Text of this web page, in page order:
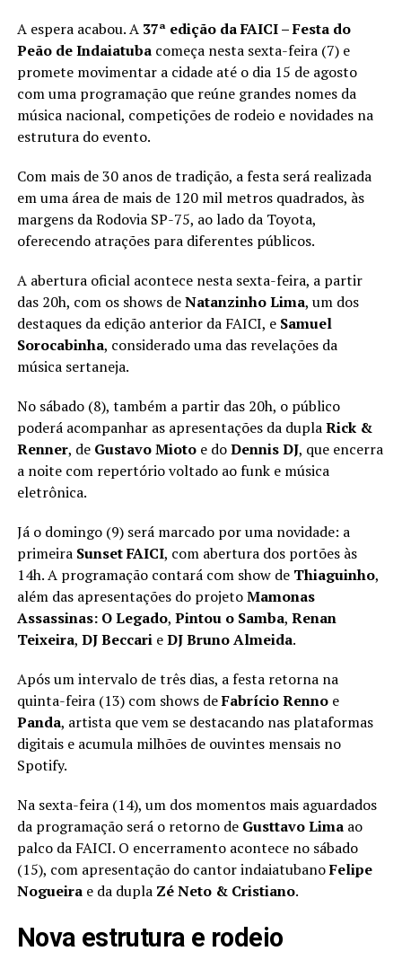
A espera acabou. A 37ª edição da FAICI – Festa do
Peão de Indaiatubacomeça nesta sexta-feira (7) e
promete movimentar a cidade até o dia 15 de agosto
com uma programação que reúne grandes nomes da
música nacional, competições de rodeio e novidades na
estrutura do evento.
Com mais de 30 anos de tradição, a festa será realizada
em uma área de mais de 120 mil metros quadrados, às
margens da Rodovia SP-75, ao lado da Toyota,
oferecendo atrações para diferentes públicos.
A abertura oficial acontece nesta sexta-feira, a partir
das 20h, com os shows deNatanzinho Lima, um dos
destaques da edição anterior da FAICI, e Samuel
Sorocabinha, considerado uma das revelações da
música sertaneja.
No sábado (8), também a partir das 20h, o público
poderá acompanhar as apresentações da duplaRick &
Renner, de Gustavo Miotoe doDennis DJ, que encerra
a noite com repertório voltado ao funk e música
eletrônica.
Já o domingo (9) será marcado por uma novidade: a
primeira Sunset FAICI, com abertura dos portões às
14h. A programação contará com show de Thiaguinho,
além das apresentações do projetoMamonas
Assassinas: O Legado, Pintou o Samba, Renan
Teixeira, DJ BeccarieDJ Bruno Almeida.
Após um intervalo de três dias, a festa retorna na
quinta-feira (13) com shows deFabrício Rennoe
Panda, artista que vem se destacando nas plataformas
digitais e acumula milhões de ouvintes mensais no
Spotify.
Na sexta-feira (14), um dos momentos mais aguardados
da programação será o retorno de Gusttavo Limaao
palco da FAICI. O encerramento acontece no sábado
(15), com apresentação do cantor indaiatubanoFelipe
Nogueirae da dupla Zé Neto & Cristiano.
Nova estrutura e rodeio